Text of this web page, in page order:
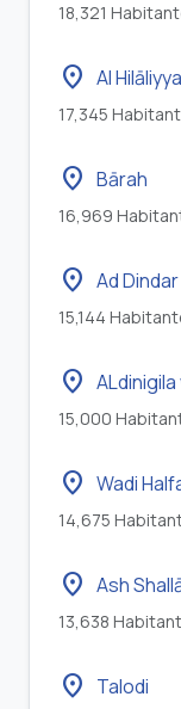
18,321
location_on Al Hilāliyya
17,345
location_on Bārah
16,969
location_on Ad Dindar
15,144
location_on
15,000
location_on Wadi
14,675
location_on Ash
13,638
location_on Talodi